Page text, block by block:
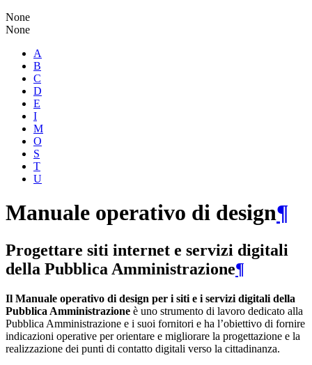
None
None
A
B
C
D
E
I
M
O
S
T
U
Manuale operativo di design¶
Progettare siti internet e servizi digitali
della Pubblica Amministrazione¶
Il Manuale operativo di design per i siti e i servizi digitali della
Pubblica Amministrazione è uno strumento di lavoro dedicato alla
Pubblica Amministrazione e i suoi fornitori e ha l’obiettivo di fornire
indicazioni operative per orientare e migliorare la progettazione e la
realizzazione dei punti di contatto digitali verso la cittadinanza.